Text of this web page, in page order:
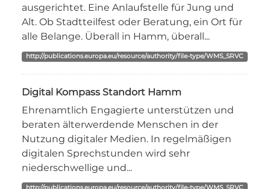
ausgerichtet. Eine Anlaufstelle für Jung und
Alt. Ob Stadtteilfest oder Beratung, ein Ort für
alle Belange. Überall in Hamm, überall...
http://publications.europa.eu/resource/authority/file-type/WMS_SRVC
Digital Kompass Standort Hamm
Ehrenamtlich Engagierte unterstützen und
beraten älterwerdende Menschen in der
Nutzung digitaler Medien. In regelmäßigen
digitalen Sprechstunden wird sehr
niederschwellige und...